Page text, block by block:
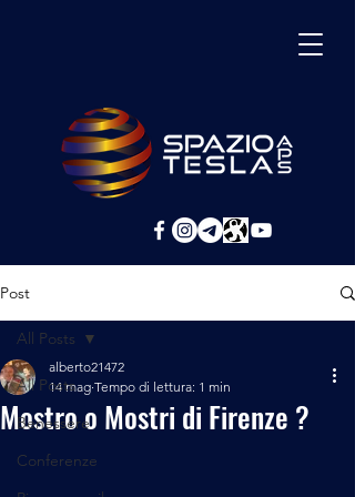
Post
All Posts
Benessere
Conferenze
All Posts
Mostro o Mostri di Firenze ?
alberto21472
14 mag Tempo di lettura: 1 min